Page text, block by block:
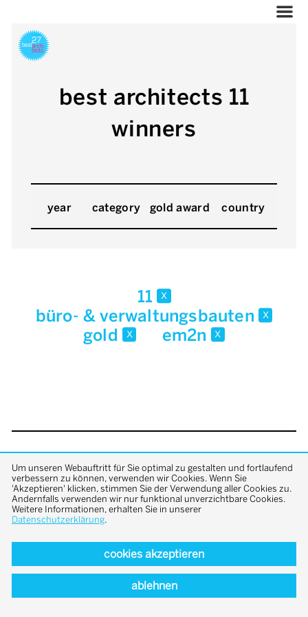
best architects 11
winners
year category gold award country
11 x
büro- & verwaltungsbauten x
gold x em2n x
back to top
Um unseren Webauftritt für Sie optimal zu gestalten und fortlaufend
verbessern zu können, verwenden wir Cookies. Wenn Sie
'Akzeptieren' klicken, stimmen Sie der Verwendung aller Cookies zu.
Andernfalls verwenden wir nur funktional unverzichtbare Cookies.
Weitere Informationen, erhalten Sie in unserer
Datenschutzerklärung.
cookies akzeptieren
ablehnen